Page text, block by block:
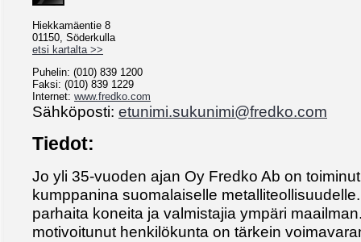
Hiekkamäentie 8
01150, Söderkulla
etsi kartalta >>
Puhelin: (010) 839 1200
Faksi: (010) 839 1229
Internet: www.fredko.com
Sähköposti: etunimi.sukunimi@fredko.com
Tiedot:
Jo yli 35-vuoden ajan Oy Fredko Ab on
kumppanina suomalaiselle
parhaita koneita ja valmistajia ympäri
motivoitunut henkilökunta on tärkein